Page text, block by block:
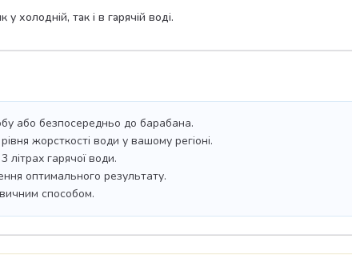
холодній, так і в гарячій воді.
або безпосередньо до барабана.
жорсткості води у вашому регіоні.
гарячої води.
оптимального результату.
способом.